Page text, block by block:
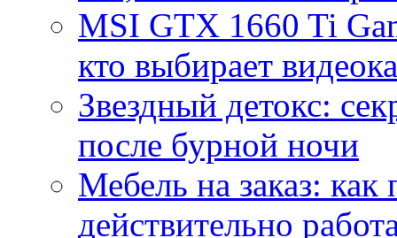
MSI GTX 1660 Ti
кто выбирает
Звездный детокс:
после бурной ночи
Мебель на заказ:
действительно